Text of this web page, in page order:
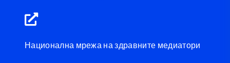
Национална мрежа на здравните медиатори